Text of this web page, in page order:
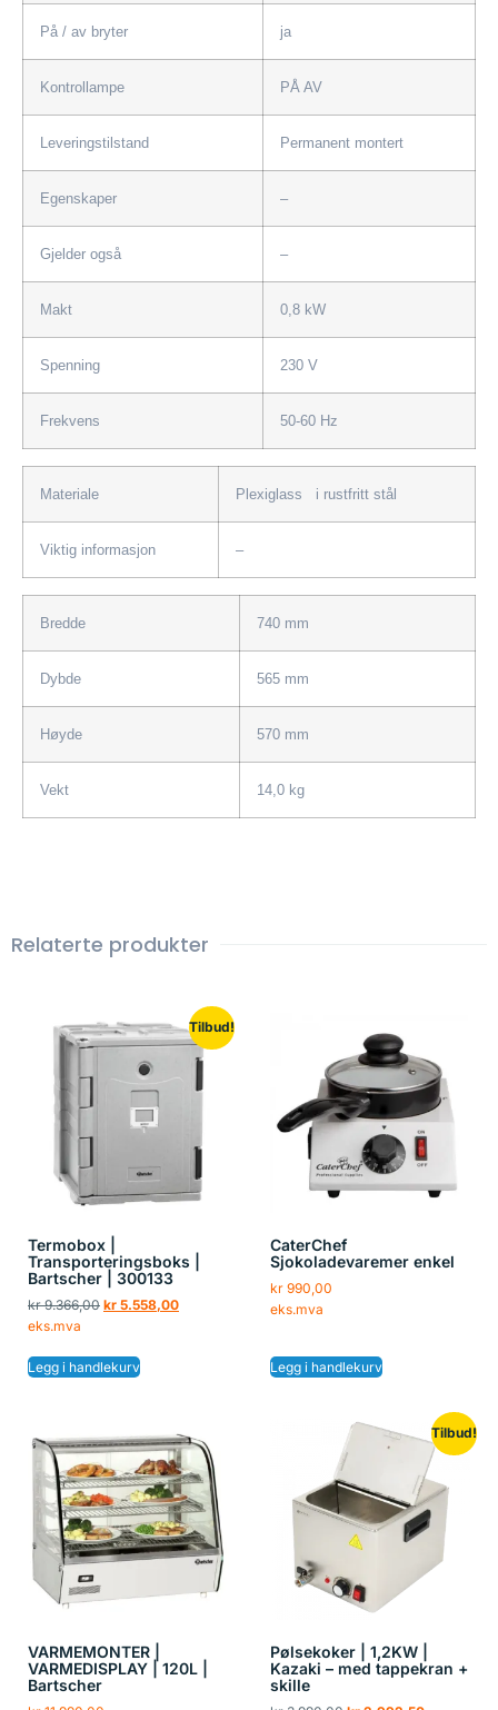
På / av bryter ja
Kontrollampe PÅ AV
Leveringstilstand Permanent montert
Egenskaper –
Gjelder også –
Makt 0,8 kW
Spenning 230 V
Frekvens 50-60 Hz
Materiale Plexiglass i rustfritt stål
Viktig informasjon –
Bredde 740 mm
Dybde 565 mm
Høyde 570 mm
Vekt 14,0 kg
Relaterte produkter
Tilbud!
Termobox |
Transporteringsboks |
Bartscher | 300133
kr9.366,00 kr 5.558,00
eks.mva
Legg i handlekurv
CaterChef
Sjokoladevaremer enkel
kr990,00
eks.mva
Legg i handlekurv
VARMEMONTER |
VARMEDISPLAY | 120L |
Bartscher
Tilbud!
Pølsekoker | 1,2KW |
Kazaki – med tappekran +
skille